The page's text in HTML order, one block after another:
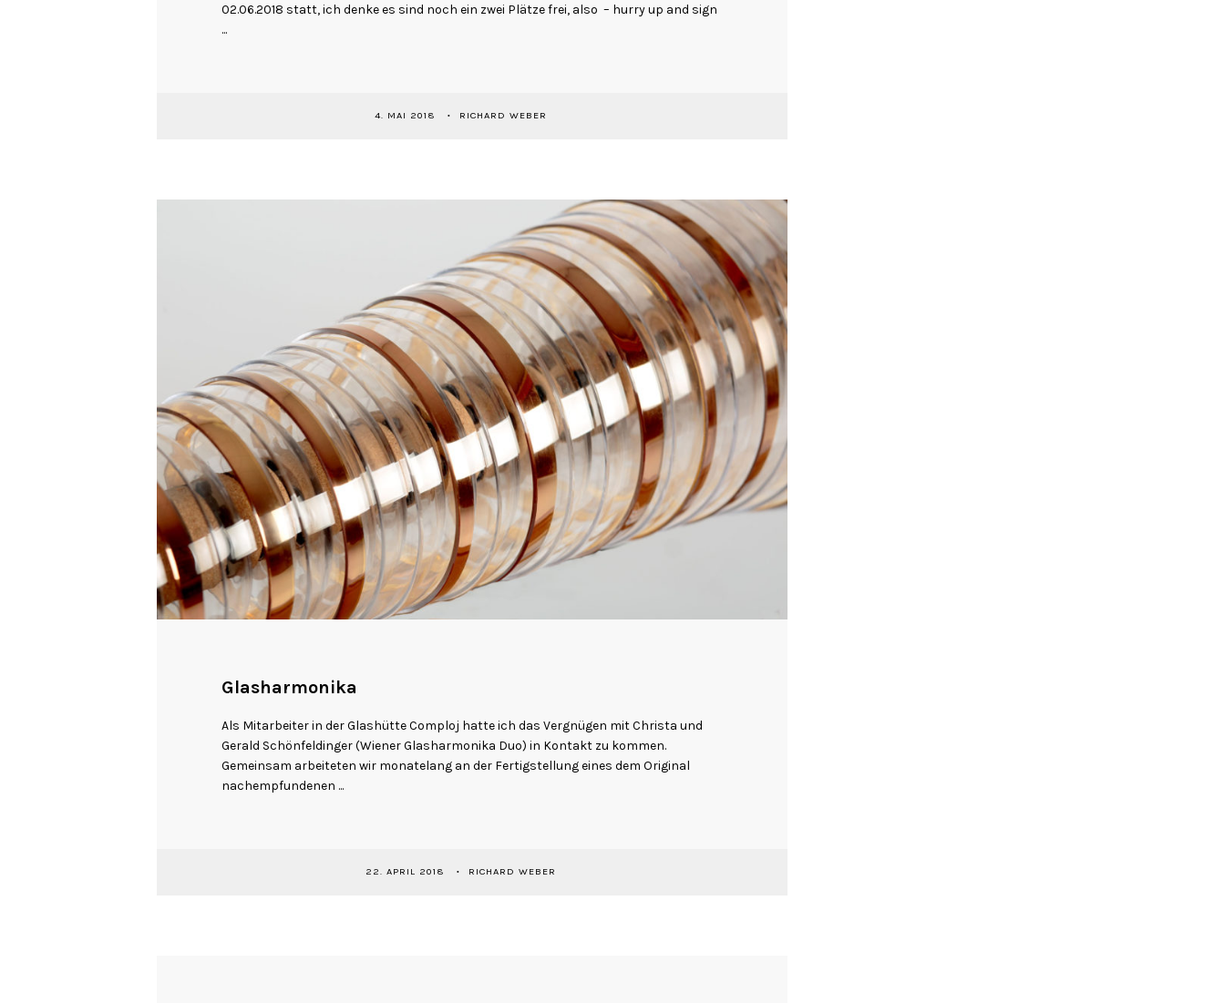
02.06.2018 statt, ich denke es sind noch ein zwei Plätze frei, also – hurry up and sign
...
4. MAI 2018 RICHARD WEBER
Glasharmonika
Als Mitarbeiter in der Glashütte Comploj hatte ich das Vergnügen mit Christa und
Gerald Schönfeldinger (Wiener Glasharmonika Duo) in Kontakt zu kommen.
Gemeinsam arbeiteten wir monatelang an der Fertigstellung eines dem Original
nachempfundenen ...
22. APRIL 2018 RICHARD WEBER